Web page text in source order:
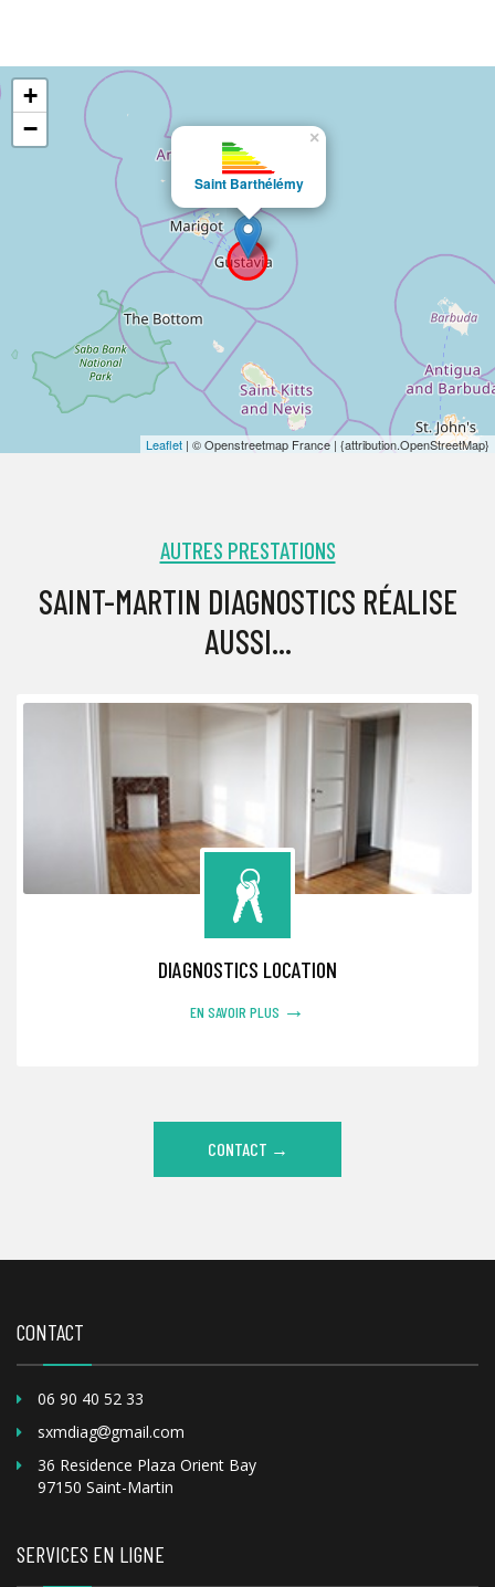
Saint Barthélémy
×
+
−
Leaflet | © Openstreetmap France | {attribution.OpenStreetMap}
AUTRES PRESTATIONS
SAINT-MARTIN DIAGNOSTICS RÉALISE
AUSSI...
DIAGNOSTICS LOCATION
EN SAVOIR PLUS →
CONTACT →
CONTACT
06 90 40 52 33
sxmdiag
gmail.com
36 Residence Plaza Orient Bay
97150 Saint-Martin
SERVICES EN LIGNE